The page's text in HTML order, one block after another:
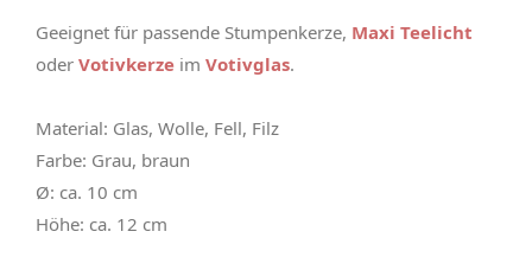
Geeignet für passende Stumpenkerze, Maxi Teelicht
oder Votivkerze im Votivglas.
Material: Glas, Wolle, Fell, Filz
Farbe: Grau, braun
Ø: ca. 10 cm
Höhe: ca. 12 cm